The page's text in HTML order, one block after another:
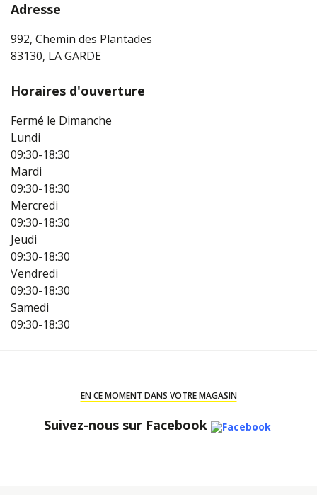
Adresse
992, Chemin des Plantades
83130, LA GARDE
Horaires d'ouverture
Fermé le Dimanche
Lundi
09:30-18:30
Mardi
09:30-18:30
Mercredi
09:30-18:30
Jeudi
09:30-18:30
Vendredi
09:30-18:30
Samedi
09:30-18:30
EN CE MOMENT DANS VOTRE MAGASIN
Suivez-nous sur Facebook